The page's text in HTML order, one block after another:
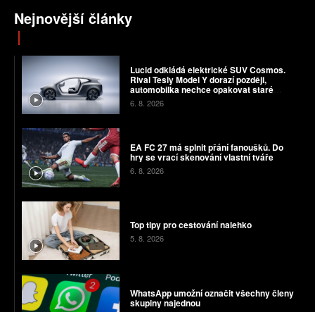
Nejnovější články
Lucid odkládá elektrické SUV Cosmos.
Rival Tesly Model Y dorazí později,
automobilka nechce opakovat staré
chyby
6. 8. 2026
EA FC 27 má splnit přání fanoušků. Do
hry se vrací skenování vlastní tváře
6. 8. 2026
Top tipy pro cestování nalehko
5. 8. 2026
WhatsApp umožní označit všechny členy
skupiny najednou